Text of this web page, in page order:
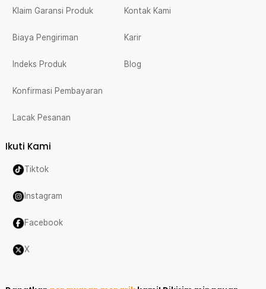
Klaim Garansi Produk
Biaya Pengiriman
Indeks Produk
Konfirmasi Pembayaran
Lacak Pesanan
Kontak Kami
Karir
Blog
Ikuti Kami
Tiktok
Instagram
Facebook
X